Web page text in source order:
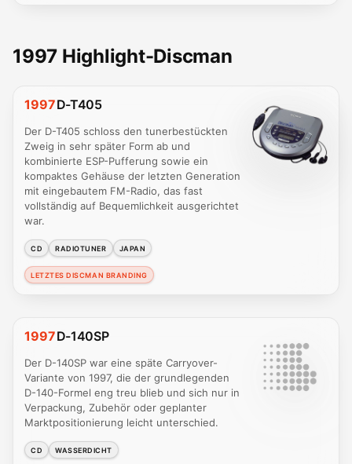
1997 Highlight-Discman
1997D-T405
Der D-T405 schloss den tunerbestückten
Zweig in sehr später Form ab und
kombinierte ESP-Pufferung sowie ein
kompaktes Gehäuse der letzten Generation
mit eingebautem FM-Radio, das fast
vollständig auf Bequemlichkeit ausgerichtet
war.
CD RADIOTUNER JAPAN
LETZTES DISCMAN BRANDING
1997D-140SP
Der D-140SP war eine späte Carryover-
Variante von 1997, die der grundlegenden
D-140-Formel eng treu blieb und sich nur in
Verpackung, Zubehör oder geplanter
Marktpositionierung leicht unterschied.
CD WASSERDICHT